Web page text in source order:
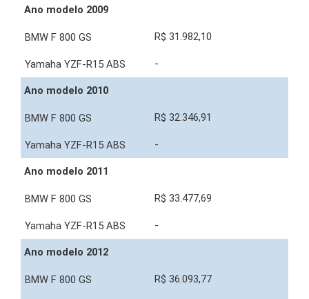
Ano modelo 2009
R$ 31.982,10
-
Ano modelo 2010
R$ 32.346,91
-
Ano modelo 2011
R$ 33.477,69
-
Ano modelo 2012
R$ 36.093,77